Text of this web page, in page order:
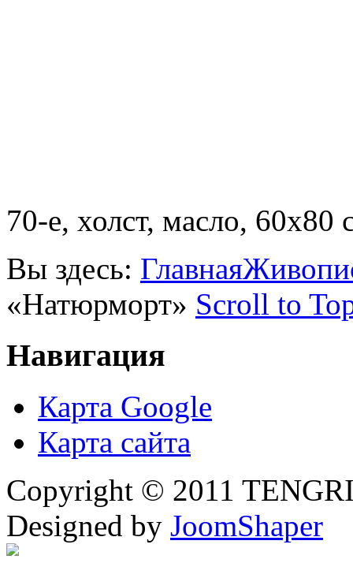
70-е, холст, масло, 60х80
Вы здесь: Главная
«Натюрморт» Scroll to
Навигация
Карта Google
Карта сайта
Copyright © 2011
Designed by JoomShaper